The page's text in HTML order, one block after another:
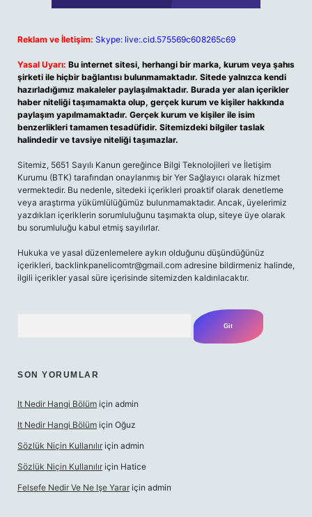
Reklam ve İletişim: Skype: live:.cid.575569c608265c69
Yasal Uyarı: Bu internet sitesi, herhangi bir marka, kurum veya şahıs
şirketi ile hiçbir bağlantısı bulunmamaktadır. Sitede yalnızca kendi
hazırladığımız makaleler paylaşılmaktadır. Burada yer alan içerikler
haber niteliği taşımamakta olup, gerçek kurum ve kişiler hakkında
paylaşım yapılmamaktadır. Gerçek kurum ve kişiler ile isim
benzerlikleri tamamen tesadüfidir. Sitemizdeki bilgiler taslak
halindedir ve tavsiye niteliği taşımazlar.
Sitemiz, 5651 Sayılı Kanun gereğince Bilgi Teknolojileri ve İletişim
Kurumu (BTK) tarafından onaylanmış bir Yer Sağlayıcı olarak hizmet
vermektedir. Bu nedenle, sitedeki içerikleri proaktif olarak denetleme
veya araştırma yükümlülüğümüz bulunmamaktadır. Ancak, üyelerimiz
yazdıkları içeriklerin sorumluluğunu taşımakta olup, siteye üye olarak
bu sorumluluğu kabul etmiş sayılırlar.
Hukuka ve yasal düzenlemelere aykırı olduğunu düşündüğünüz
içerikleri, backlinkpanelicomtr@gmail.com adresine bildirmeniz halinde,
ilgili içerikler yasal süre içerisinde sitemizden kaldırılacaktır.
SON YORUMLAR
It Nedir Hangi Bölüm için admin
It Nedir Hangi Bölüm için Oğuz
Sözlük Niçin Kullanılır için admin
Sözlük Niçin Kullanılır için Hatice
Felsefe Nedir Ve Ne Işe Yarar için admin